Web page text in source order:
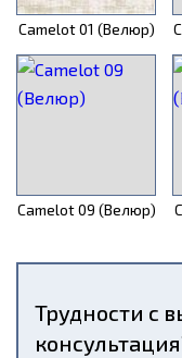
Camelot 01 (Велюр)
Camelot 09 (Велюр)
Трудности с